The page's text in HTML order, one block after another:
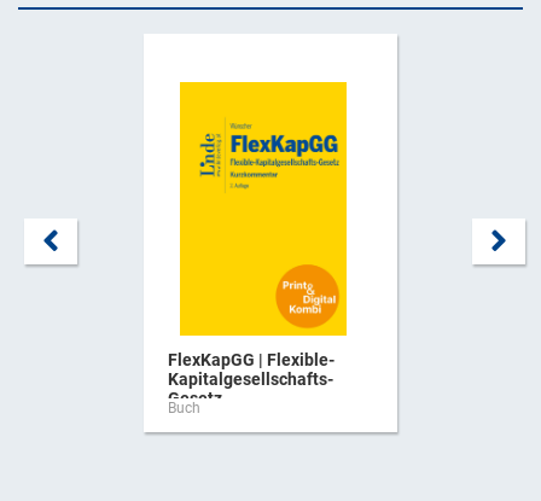
FlexKapGG | Flexible-
Kapitalgesellschafts-
Gesetz ...
Buch